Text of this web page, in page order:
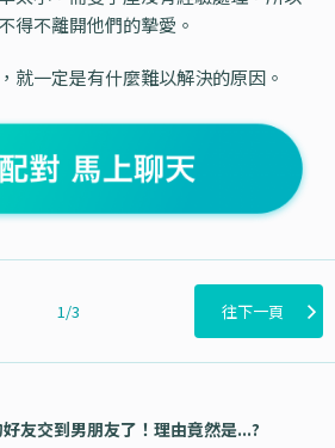
得不離開他們的摯愛。
就一定是有什麼難以解決的原因。
1/3 往下一頁
友交到男朋友了！理由竟然是...?